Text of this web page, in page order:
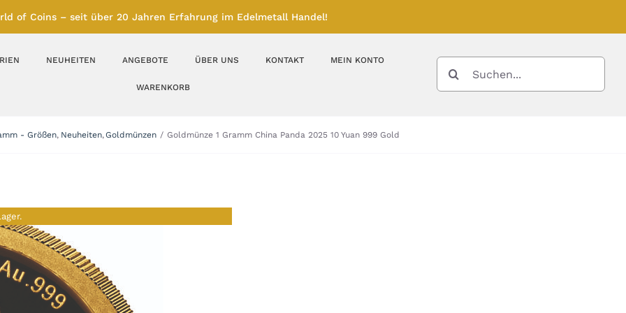
of Coins – seit über 20 Jahren Erfahrung im Edelmetall Handel!
Feinunze – Größen
100 bis 1000 g
Münzbarren
Feinunze – Größen Feinunze – Größen
Platin
NEUHEITEN ANGEBOTE ÜBER UNS KONTAKT MEIN KONTO
WARENKORB
SUCHE
NACH:
- Größen Neuheiten Goldmünzen Goldmünze 1 Gramm China Panda 2025 10 Yuan 999 Gold